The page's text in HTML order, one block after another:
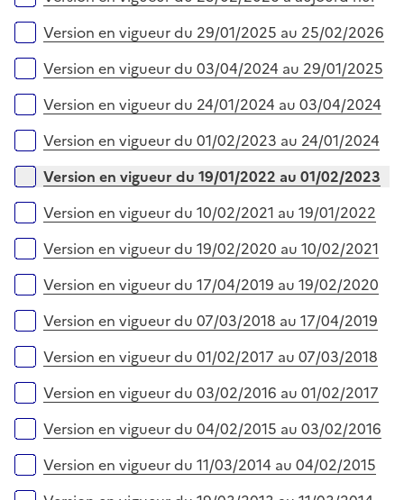
Version en vigueur du 29/01/2025 au 25/02/2026
Version en vigueur du 03/04/2024 au 29/01/2025
Version en vigueur du 24/01/2024 au 03/04/2024
Version en vigueur du 01/02/2023 au 24/01/2024
Version en vigueur du 19/01/2022 au 01/02/2023
Version en vigueur du 10/02/2021 au 19/01/2022
Version en vigueur du 19/02/2020 au 10/02/2021
Version en vigueur du 17/04/2019 au 19/02/2020
Version en vigueur du 07/03/2018 au 17/04/2019
Version en vigueur du 01/02/2017 au 07/03/2018
Version en vigueur du 03/02/2016 au 01/02/2017
Version en vigueur du 04/02/2015 au 03/02/2016
Version en vigueur du 11/03/2014 au 04/02/2015